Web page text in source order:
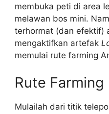
membuka peti di area
melawan bos mini.
terhormat (dan efektif)
mengaktifkan artefak
memulai rute farming
Rute Farming
Mulailah dari titik